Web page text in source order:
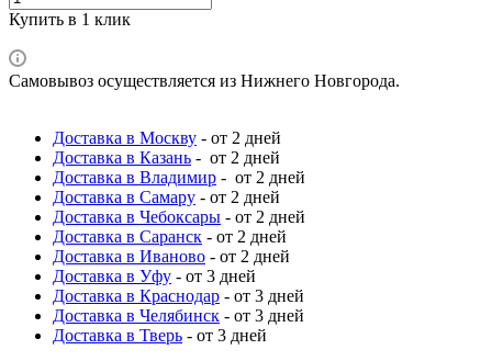
Купить в 1 клик
Самовывоз осуществляется из Нижнего Новгорода.
Доставка в Москву - от 2 дней
Доставка в Казань - от 2 дней
Доставка в Владимир - от 2 дней
Доставка в Самару - от 2 дней
Доставка в Чебоксары - от 2 дней
Доставка в Саранск - от 2 дней
Доставка в Иваново - от 2 дней
Доставка в Уфу - от 3 дней
Доставка в Краснодар - от 3 дней
Доставка в Челябинск - от 3 дней
Доставка в Тверь - от 3 дней